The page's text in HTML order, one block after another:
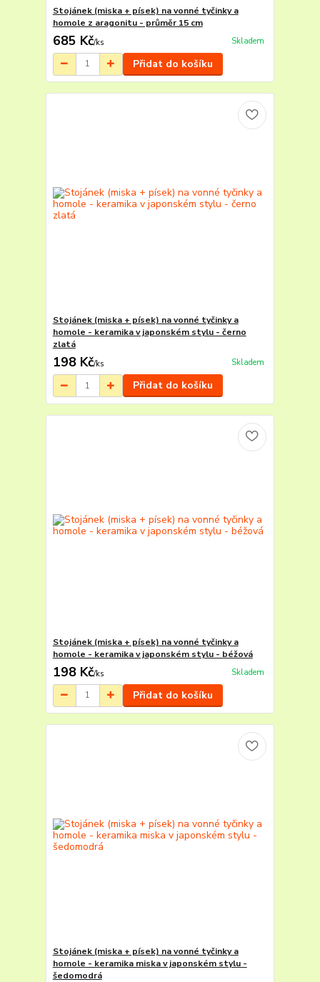
Stojánek (miska + písek) na vonné tyčinky a
homole z aragonitu - průměr 15 cm
685 Kč/ks Skladem
Přidat do košíku
Stojánek (miska + písek) na vonné tyčinky a
homole - keramika v japonském stylu - černo
zlatá
198 Kč/ks Skladem
Přidat do košíku
Stojánek (miska + písek) na vonné tyčinky a
homole - keramika v japonském stylu - béžová
198 Kč/ks Skladem
Přidat do košíku
Stojánek (miska + písek) na vonné tyčinky a
homole - keramika miska v japonském stylu -
šedomodrá